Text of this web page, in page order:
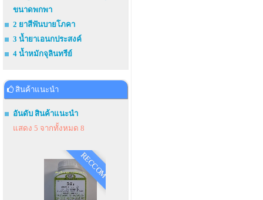
ขนาดพกพา
2 ยาสีฟันบายโภคา
3 น้ำยาเอนกประสงค์
4 น้ำหมักจุลินทรีย์
สินค้าแนะนำ
อันดับ สินค้าแนะนำ
แสดง 5 จากทั้งหมด 8
RECCOM